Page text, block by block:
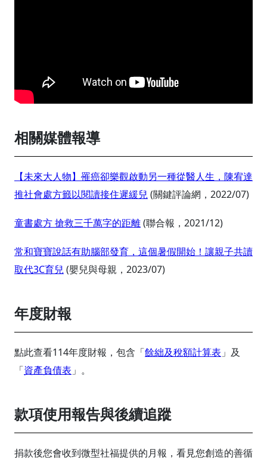
相關媒體報導
【未來大人物】罹癌卻樂觀啟動另一種從醫人生，陳宥達
推社會處方籤以閱讀接住遲緩兒 (關鍵評論網，2022/07)
童書處方 搶救三千萬字的距離(聯合報，2021/12)
常和寶寶說話有助腦部發育，這個暑假開始！讓親子共讀
取代3C育兒 (嬰兒與母親，2023/07)
年度財報
點此查看114年度財報，包含「餘絀及稅額計算表 」及
「資產負債表 」。
款項使用報告與後續追蹤
捐款後您會收到微型社福提供的月報，看見您創造的善循